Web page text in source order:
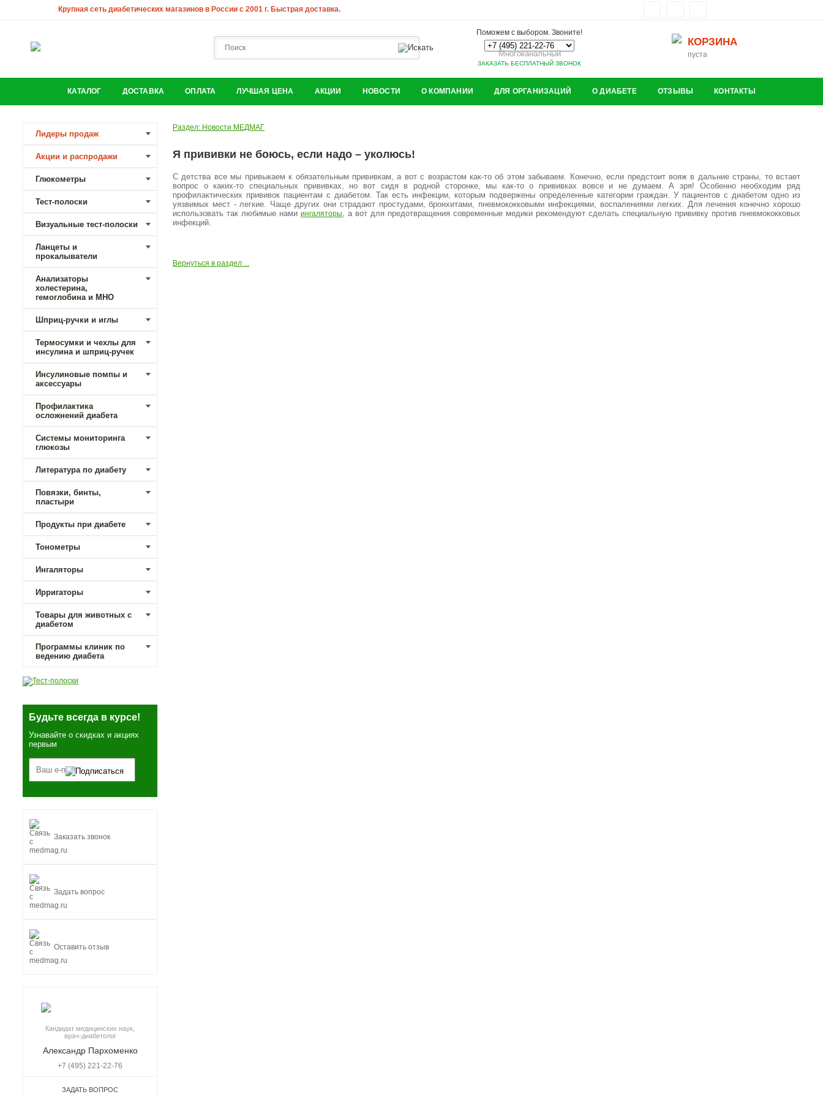
Крупная сеть диабетических магазинов в России с 2001 г. Быстрая доставка.
Поможем с выбором. Звоните!
Многоканальный
ЗАКАЗАТЬ БЕСПЛАТНЫЙ ЗВОНОК
КОРЗИНА
пуста
КАТАЛОГ ДОСТАВКА ОПЛАТА ЛУЧШАЯ ЦЕНА АКЦИИ НОВОСТИ О КОМПАНИИ ДЛЯ ОРГАНИЗАЦИЙ О ДИАБЕТЕ ОТЗЫВЫ КОНТАКТЫ
Лидеры продаж
Акции и распродажи
Глюкометры
Тест-полоски
Визуальные тест-полоски
Ланцеты и
прокалыватели
Анализаторы
холестерина,
гемоглобина и МНО
Шприц-ручки и иглы
Термосумки и чехлы для
инсулина и шприц-ручек
Инсулиновые помпы и
аксессуары
Профилактика
осложнений диабета
Системы мониторинга
глюкозы
Литература по диабету
Повязки, бинты,
пластыри
Продукты при диабете
Тонометры
Ингаляторы
Ирригаторы
Товары для животных с
диабетом
Программы клиник по
ведению диабета
Будьте всегда в курсе!
Узнавайте о скидках и акциях
первым
Заказать звонок
Задать вопрос
Оставить отзыв
Кандидат медицинских наук,
врач-диабетолог
Александр Пархоменко
+7 (495) 221-22-76
ЗАДАТЬ ВОПРОС
Раздел: Новости МЕДМАГ
Я прививки не боюсь, если надо – уколюсь!
С детства все мы привыкаем к обязательным прививкам, а вот с возрастом как-то об этом забываем. Конечно, если предстоит вояж в дальние страны, то встает
вопрос о каких-то специальных прививках, но вот сидя в родной сторонке, мы как-то о прививках вовсе и не думаем. А зря! Особенно необходим ряд
профилактических прививок пациентам с диабетом. Так есть инфекции, которым подвержены определенные категории граждан. У пациентов с диабетом одно из
уязвимых мест - легкие. Чаще других они страдают простудами, бронхитами, пневмококковыми инфекциями, воспалениями легких. Для лечения конечно хорошо
использовать так любимые нами ингаляторы, а вот для предотвращения современные медики рекомендуют сделать специальную прививку против пневмококковых
инфекций.
Вернуться в раздел ...